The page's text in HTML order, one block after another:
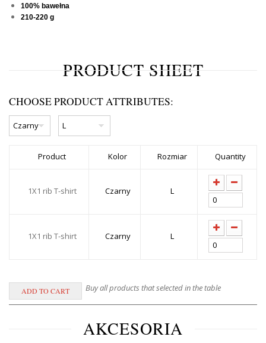
100% bawełna
210-220 g
PRODUCT SHEET
CHOOSE PRODUCT ATTRIBUTES:
Product Kolor Rozmiar Quantity
1X1 rib T-shirt Czarny L
1X1 rib T-shirt Czarny L
Buy all products that selected in the table
AKCESORIA